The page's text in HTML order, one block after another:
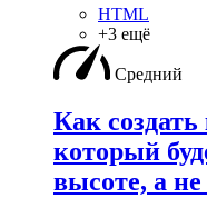
HTML
+3 ещё
Средний
Как
который
высоте, а